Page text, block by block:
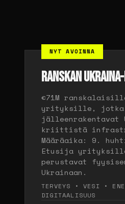
NYT AVOINNA
RANSKAN
€71M
yrityksille, jotka
jälleenrakentavat
kriittistä
Määräaika: 9.
Etusija
perustavat
Ukrainaan.
TERVEYS • VESI •
DIGITAALISUUS